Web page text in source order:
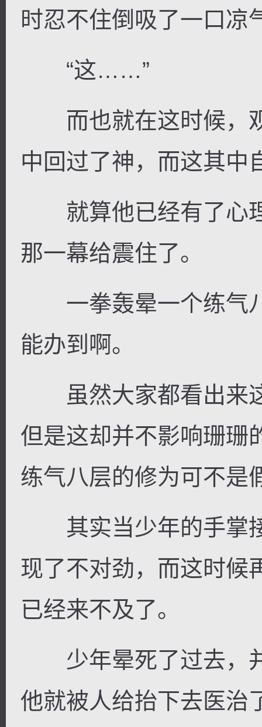
时忍不住倒吸了一口凉
“这……”
而也就在这时候，
中回过了神，而这其中
就算他已经有了心
那一幕给震住了。
一拳轰晕一个练气
能办到啊。
虽然大家都看出来
但是这却并不影响珊珊
练气八层的修为可不是
其实当少年的手掌
现了不对劲，而这时候
已经来不及了。
少年晕死了过去，
他就被人给抬下去医治